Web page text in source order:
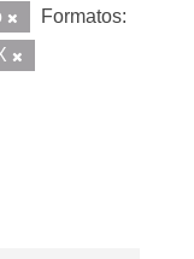
Formatos: